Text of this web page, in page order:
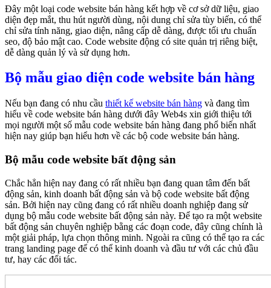
Đây một loại code website bán hàng kết hợp về cơ sở dữ liệu, giao
diện đẹp mắt, thu hút người dùng, nội dung chỉ sửa tùy biến, có thể
chỉ sửa tính năng, giao diện, nâng cấp dễ dàng, được tối ưu chuẩn
seo, độ bảo mật cao. Code website động có site quản trị riêng biệt,
dễ dàng quản lý và sử dụng hơn.
Bộ mẫu giao diện code website bán hàng
Nếu bạn đang có nhu cầu thiết kế website bán hàng và đang tìm
hiểu về code website bán hàng dưới đây Web4s xin giới thiệu tới
mọi người một số mẫu code website bán hàng đang phổ biến nhất
hiện nay giúp bạn hiểu hơn về các bộ code website bán hàng.
Bộ mẫu code website bất động sản
Chắc hẳn hiện nay đang có rất nhiều bạn đang quan tâm đến bất
động sản, kinh doanh bất động sản và bộ code website bất động
sản. Bởi hiện nay cũng đang có rất nhiều doanh nghiệp đang sử
dụng bộ mẫu code website bất động sản này. Để tạo ra một website
bất động sản chuyên nghiệp bằng các đoạn code, đây cũng chính là
một giải pháp, lựa chọn thông minh. Ngoài ra cũng có thể tạo ra các
trang landing page để có thể kinh doanh và đầu tư với các chủ đầu
tư, hay các đối tác.